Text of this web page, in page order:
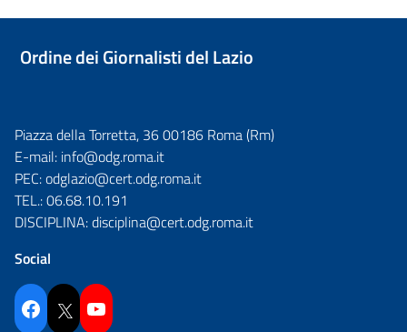
Ordine dei Giornalisti del Lazio
Piazza della Torretta, 36 00186 Roma (Rm)
E-mail: info@odg.roma.it
PEC:odglazio@cert.odg.roma.it
TEL.:06.68.10.191
DISCIPLINA:disciplina@cert.odg.roma.it
Social
Facebook Twitter YouTube